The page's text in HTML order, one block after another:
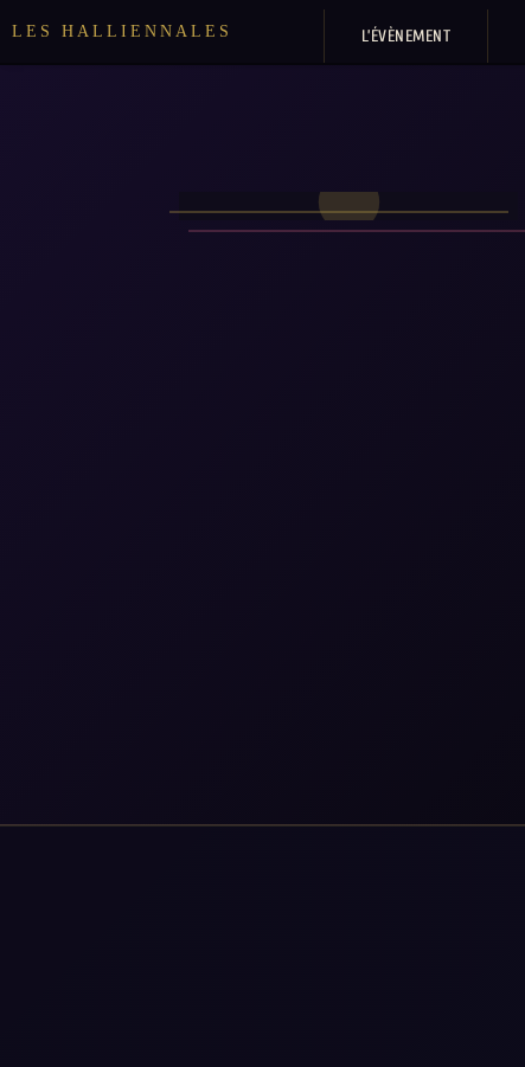
LES HALLIENNALES L’ÉVÈNEMENT